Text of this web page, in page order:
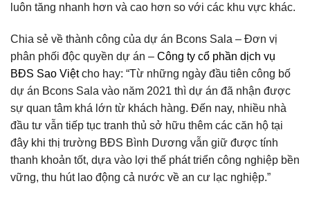
luôn tăng nhanh hơn và cao hơn so với các khu vực khác.
Chia sẻ về thành công của dự án Bcons Sala – Đơn vị
phân phối độc quyền dự án – Công ty cổ phần dịch vụ
BĐS Sao Việtcho hay: “Từ những ngày đầu tiên công bố
dự án Bcons Sala vào năm 2021 thì dự án đã nhận được
sự quan tâm khá lớn từ khách hàng. Đến nay, nhiều nhà
đầu tư vẫn tiếp tục tranh thủ sở hữu thêm các căn hộ tại
đây khi thị trường BĐS Bình Dương vẫn giữ được tính
thanh khoản tốt, dựa vào lợi thế phát triển công nghiệp bền
vững, thu hút lao động cả nước về an cư lạc nghiệp.”